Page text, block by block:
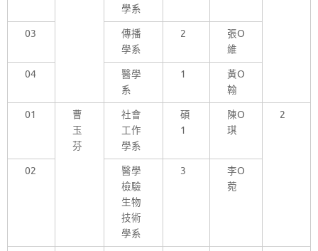
學系
03
傳播
學系
2
張O
維
04
醫學
系
1
黃O
翰
01
曹
玉
芬
社會
工作
學系
碩
1
陳O
琪
2
02
醫學
檢驗
生物
技術
學系
3
李O
菀